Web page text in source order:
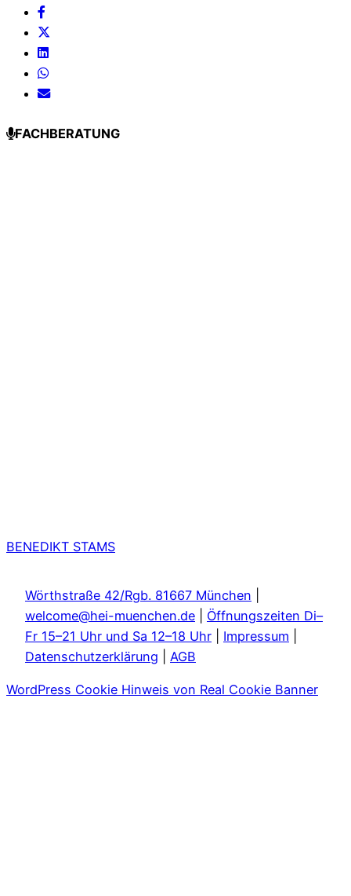
FACHBERATUNG
BENEDIKT STAMS
Wörthstraße 42/Rgb. 81667 München
welcome@hei-muenchen.de
Öffnungszeiten Di–
Fr 15–21 Uhr und Sa 12–18 Uhr
Impressum
Datenschutzerklärung
AGB
WordPress Cookie Hinweis von Real Cookie Banner